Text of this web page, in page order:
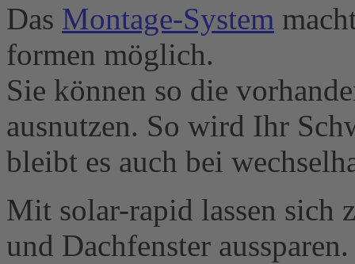
Das Montage-System
formen möglich.
Sie können so die
ausnutzen. So wird Ihr
bleibt es auch bei
Mit solar-rapid lassen sich
und Dachfenster